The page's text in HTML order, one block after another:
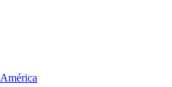
América